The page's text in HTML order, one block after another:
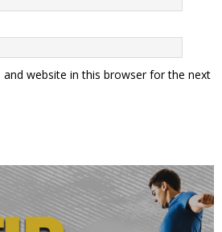
and website in this browser for the next